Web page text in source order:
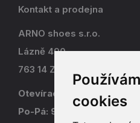
cookies
Kontakt a prodejna
ARNO shoes s.r.o.
Lázně 490
763 14 Zlín - Kostelec
Otevírací doba
Po-Pá: 9-17